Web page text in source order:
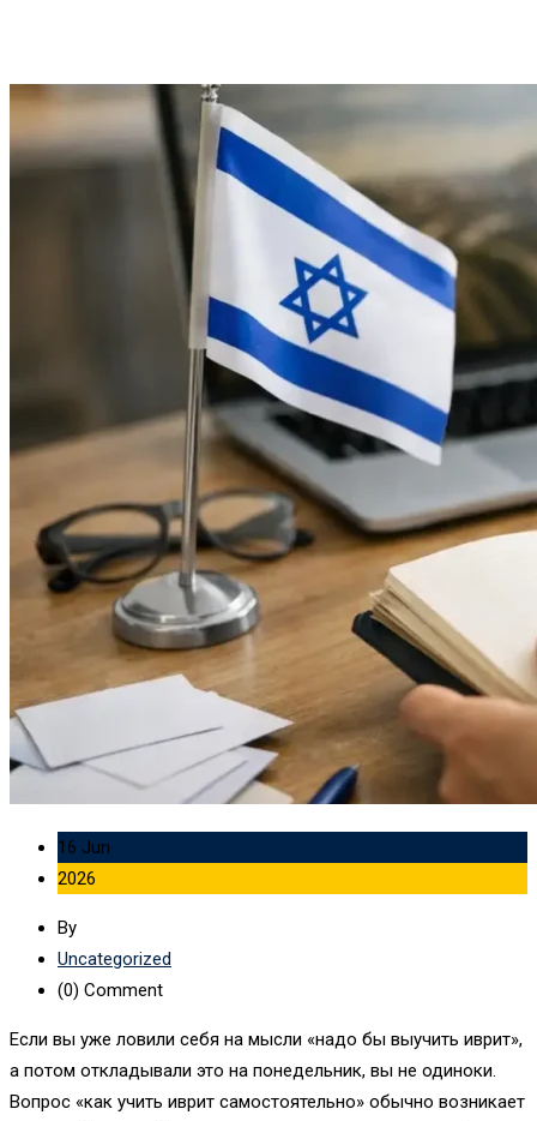
16 Jun
2026
By
Uncategorized
(0) Comment
Если вы уже ловили себя на мысли «надо бы выучить иврит»,
а потом откладывали это на понедельник, вы не одиноки.
Вопрос «как учить иврит самостоятельно» обычно возникает